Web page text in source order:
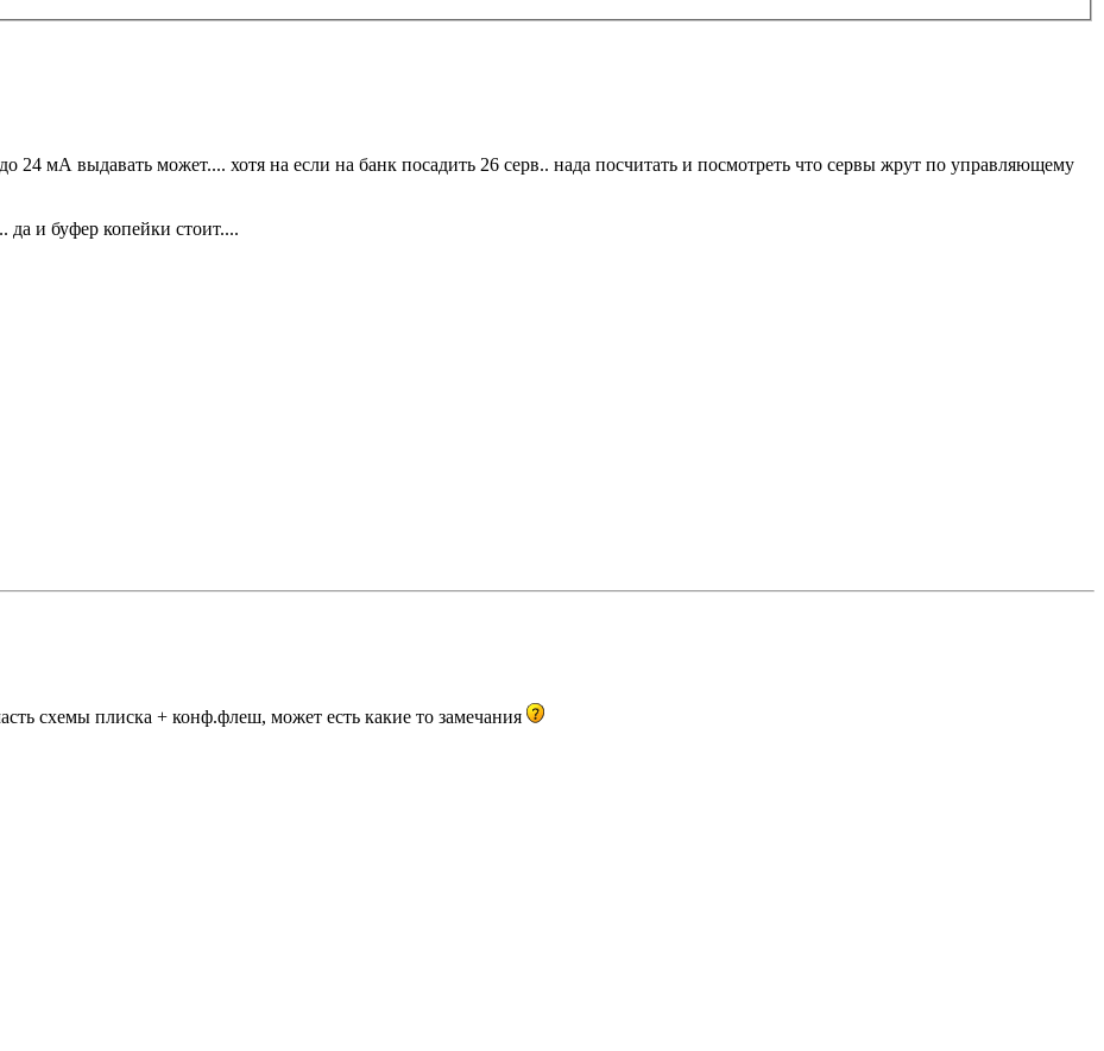
24 мА выдавать может.... хотя на если на банк посадить 26 серв.. нада посчитать и посмотреть что сервы жрут по управляющему
да и буфер копейки стоит....
схемы плиска + конф.флеш, может есть какие то замечания